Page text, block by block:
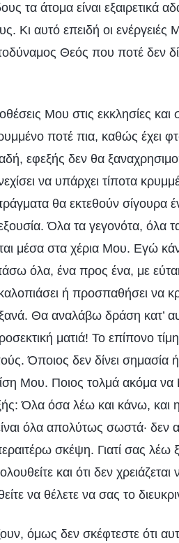
τα άτομα είναι εξαιρετικά
Κι αυτό επειδή οι
Θεός που ποτέ δεν
Μου στις εκκλησίες και
ποτέ πια, καθώς έχει
εφεξής δεν θα
να υπάρχει τίποτα
θα εκτεθούν σίγουρα
Όλα τα γεγονότα, όλα
μέσα στα χέρια Μου. Εγώ
όλα, ένα προς ένα, με
ή προσπαθήσει να
Θα αναλάβω δράση κατ’
ματιά! Το επίπονο
Όποιος δεν δίνει σημασία
Μου. Ποιος τολμά ακόμα να
Όλα όσα λέω και κάνω, και η
όλα απολύτως σωστά· δεν
σκέψη. Γιατί σας λέω
και ότι δεν
να θέλετε να σας το
όμως δεν σκέφτεστε ότι αυτό